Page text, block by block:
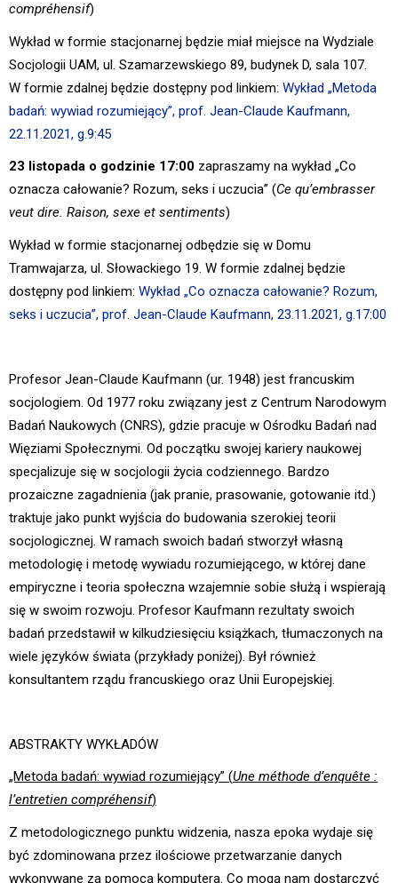
compréhensif)
Wykład w formie stacjonarnej będzie miał miejsce na Wydziale
Socjologii UAM, ul. Szamarzewskiego 89, budynek D, sala 107.
W formie zdalnej będzie dostępny pod linkiem: Wykład „Metoda
badań: wywiad rozumiejący”, prof. Jean-Claude Kaufmann,
22.11.2021, g.9:45
23 listopada o godzinie 17:00 zapraszamy na wykład „Co
oznacza całowanie? Rozum, seks i uczucia” (Ce qu’embrasser
veut dire. Raison, sexe et sentiments)
Wykład w formie stacjonarnej odbędzie się w Domu
Tramwajarza, ul. Słowackiego 19. W formie zdalnej będzie
dostępny pod linkiem: Wykład „Co oznacza całowanie? Rozum,
seks i uczucia”, prof. Jean-Claude Kaufmann, 23.11.2021, g.17:00
Profesor Jean-Claude Kaufmann (ur. 1948) jest francuskim
socjologiem. Od 1977 roku związany jest z Centrum Narodowym
Badań Naukowych (CNRS), gdzie pracuje w Ośrodku Badań nad
Więziami Społecznymi. Od początku swojej kariery naukowej
specjalizuje się w socjologii życia codziennego. Bardzo
prozaiczne zagadnienia (jak pranie, prasowanie, gotowanie itd.)
traktuje jako punkt wyjścia do budowania szerokiej teorii
socjologicznej. W ramach swoich badań stworzył własną
metodologię i metodę wywiadu rozumiejącego, w której dane
empiryczne i teoria społeczna wzajemnie sobie służą i wspierają
się w swoim rozwoju. Profesor Kaufmann rezultaty swoich
badań przedstawił w kilkudziesięciu książkach, tłumaczonych na
wiele języków świata (przykłady poniżej). Był również
konsultantem rządu francuskiego oraz Unii Europejskiej.
ABSTRAKTY WYKŁADÓW
„Metoda badań: wywiad rozumiejący” (Une méthode d’enquête :
l’entretien compréhensif)
Z metodologicznego punktu widzenia, nasza epoka wydaje się
być zdominowana przez ilościowe przetwarzanie danych
wykonywane za pomocą komputera. Co mogą nam dostarczyć